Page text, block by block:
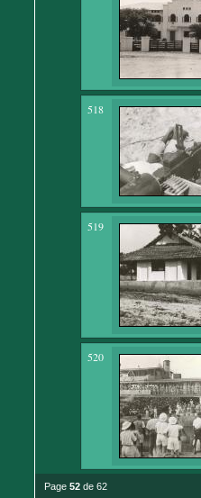
518
519
520
Page 52 de 62